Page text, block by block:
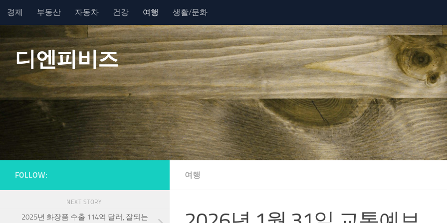
Skip to content
경제 부동산 자동차 건강 여행 생활/문화
디엔피비즈
여행
FOLLOW:
NEXT STORY
2025년 화장품 수출 114억 달러, 잘되는